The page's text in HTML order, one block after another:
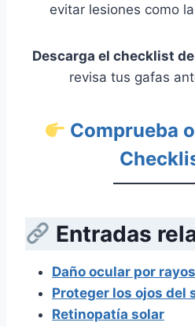
evitar lesiones como
Descarga el checklist
revisa tus gafas
Comprueba
Entradas
Daño ocular por
Proteger los ojos del
Retinopatía solar